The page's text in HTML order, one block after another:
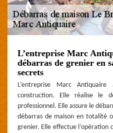
L’entreprise Marc
débarras de grenier en
secrets
L’entreprise Marc
construction. Elle réalise le
professionnel. Elle assure le
débarras de maison en totalité
grenier. Elle effectue l’opération